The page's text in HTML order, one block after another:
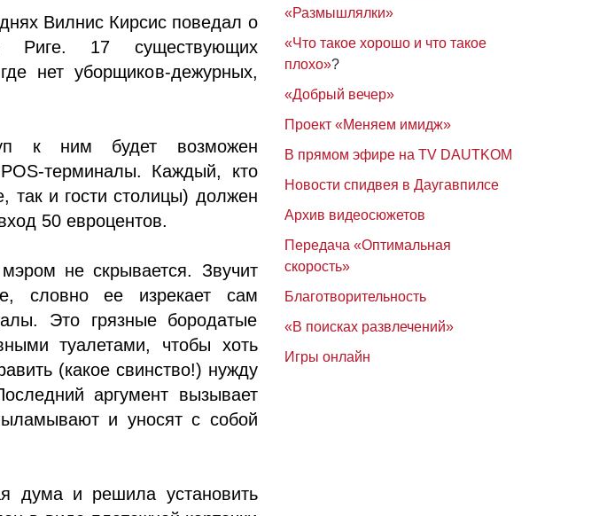
Вилнис Кирсис поведал о
Риге. 17 существующих
нет уборщиков-дежурных,
к ним будет возможен
терминалы. Каждый, кто
так и гости столицы) должен
50 евроцентов.
не скрывается. Звучит
словно ее изрекает сам
Это грязные бородатые
туалетами, чтобы хоть
(какое свинство!) нужду
аргумент вызывает
и уносят с собой
дума и решила установить
«Размышлялки»
«Что такое хорошо и что такое
плохо»?
«Добрый вечер»
Проект «Меняем имидж»
В прямом эфире на TV DAUTKOM
Новости спидвея в Даугавпилсе
Архив видеосюжетов
Передача «Оптимальная
скорость»
Благотворительность
«В поисках развлечений»
Игры онлайн